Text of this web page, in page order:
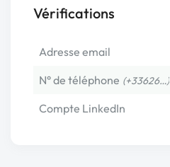
Vérifications
Adresse email
N° de téléphone (+33626…)
Compte LinkedIn